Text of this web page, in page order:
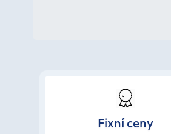
Fixní ceny